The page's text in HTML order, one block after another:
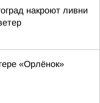
накроют ливни
«Орлёнок»